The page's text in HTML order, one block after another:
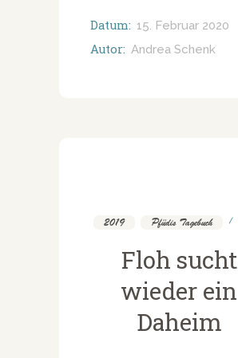
Datum: 15. Februar 2020
Autor: Andrea Schenk
2019 Pfüdis Tagebuch
Floh sucht
wieder ein
Daheim